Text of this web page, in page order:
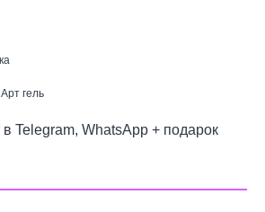
гель
Telegram, WhatsApp + подарок